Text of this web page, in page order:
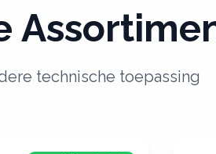
technische toepassing